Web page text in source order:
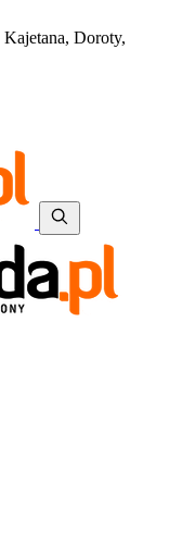
Kajetana, Doroty,